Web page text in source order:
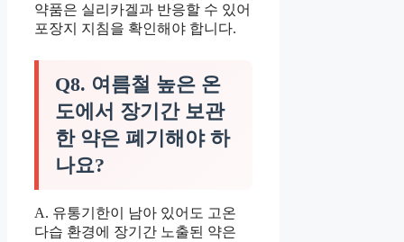
약품은 실리카겔과 반응할 수 있어
포장지 지침을 확인해야 합니다.
Q8. 여름철 높은 온
도에서 장기간 보관
한 약은 폐기해야 하
나요?
A. 유통기한이 남아 있어도 고온
다습 환경에 장기간 노출된 약은